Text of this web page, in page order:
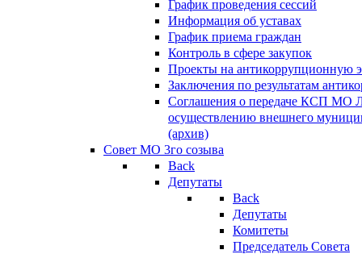
График проведения сессий
Информация об уставах
График приема граждан
Контроль в сфере закупок
Проекты на антикоррупционную
Заключения по результатам
Соглашения о передаче КСП МО
осуществлению внешнего
(архив)
Совет МО 3го созыва
Back
Депутаты
Back
Депутаты
Комитеты
Председатель Совета